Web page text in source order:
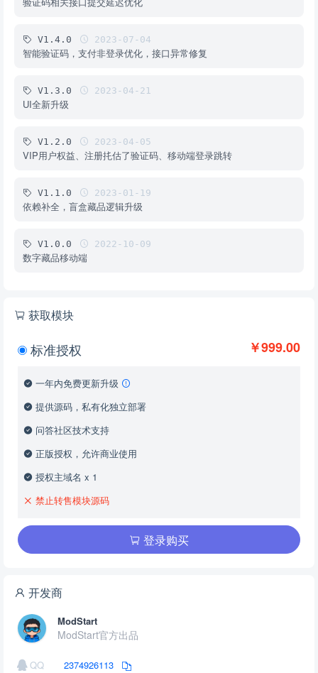
V1.4.0 2023-07-04
智能验证码，支付非登录优化，接口异常修复
V1.3.0 2023-04-21
UI全新升级
V1.2.0 2023-04-05
VIP用户权益、注册扥估了验证码、移动端登录跳转
V1.1.0 2023-01-19
依赖补全，盲盒藏品逻辑升级
V1.0.0 2022-10-09
数字藏品移动端
获取模块
￥999.00
标准授权
一年内免费更新升级
提供源码，私有化独立部署
问答社区技术支持
正版授权，允许商业使用
授权主域名 x 1
禁止转售模块源码
登录购买
开发商
ModStart
ModStart官方出品
QQ 2374926113